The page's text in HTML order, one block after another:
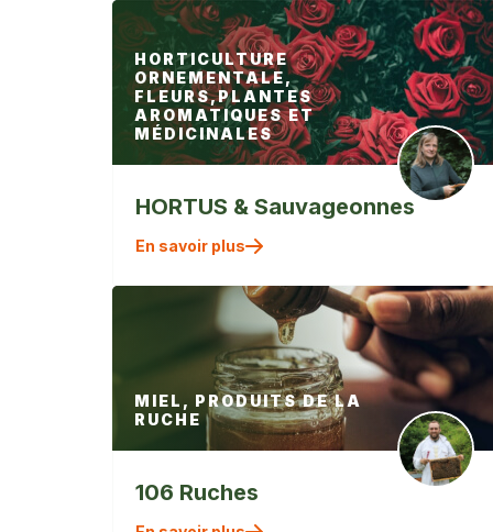
HORTICULTURE
ORNEMENTALE,
FLEURS,PLANTES
AROMATIQUES ET
MÉDICINALES
" alt=""
HORTUS & Sauvageonnes
En savoir plus
MIEL, PRODUITS DE LA
RUCHE
106 Ruches